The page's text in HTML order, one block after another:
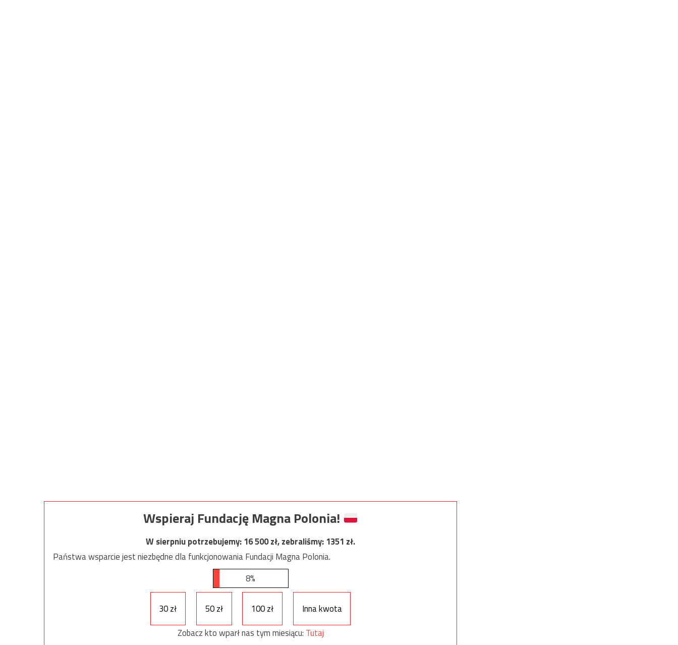
Wspieraj Fundację Magna Polonia!
W sierpniu potrzebujemy:16 500zł, zebraliśmy:1351 zł.
Państwa wsparcie jest niezbędne dla funkcjonowania Fundacji Magna Polonia.
8%
30 zł 50 zł 100 zł
Inna kwota
Zobacz kto wparł nas tym miesiącu: Tutaj